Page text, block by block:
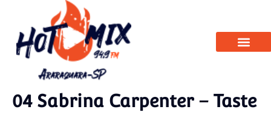
04 Sabrina Carpenter – Taste